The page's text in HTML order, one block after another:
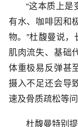
“这本质上是
有水、咖啡因和
物。”杜馥曼说
肌肉流失、基础
体重极易反弹甚
摄入不足还会导
速及骨质疏松等问
杜馥曼特别